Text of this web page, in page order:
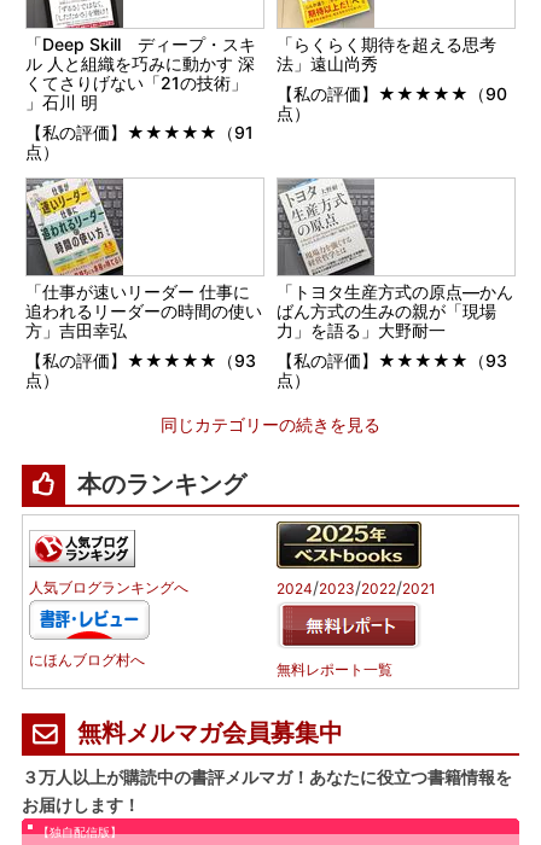
「Deep Skill ディープ・スキ
ル 人と組織を巧みに動かす 深
くてさりげない「21の技術」
」石川 明
【私の評価】★★★★★（91
点）
「らくらく期待を超える思考
法」遠山尚秀
【私の評価】★★★★★（90
点）
「仕事が速いリーダー 仕事に
追われるリーダーの時間の使い
方」吉田幸弘
【私の評価】★★★★★（93
点）
「トヨタ生産方式の原点―かん
ばん方式の生みの親が「現場
力」を語る」大野耐一
【私の評価】★★★★★（93
点）
同じカテゴリーの続きを見る
本のランキング
人気ブログランキングへ
にほんブログ村へ
2024/2023/2022/2021
無料レポート一覧
無料メルマガ会員募集中
３万人以上が購読中の書評メルマガ！あなたに役立つ書籍情報を
お届けします！
【独自配信版】